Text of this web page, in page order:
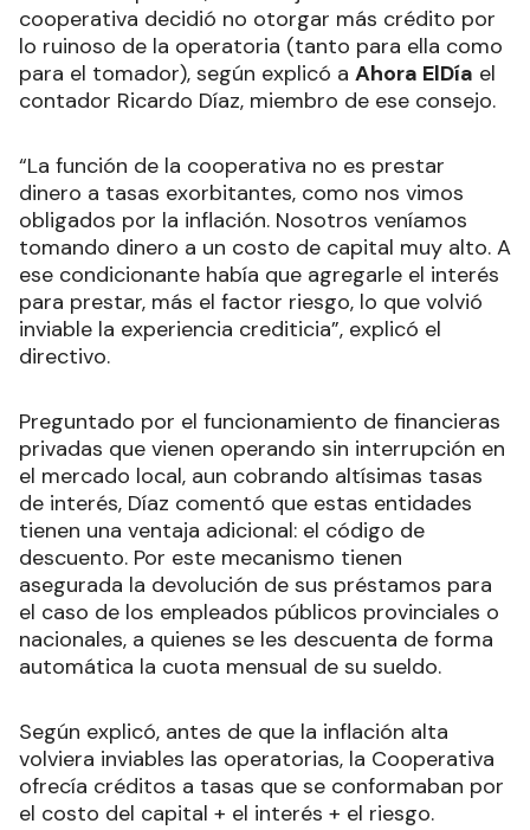
cooperativa decidió no otorgar más crédito por
lo ruinoso de la operatoria (tanto para ella como
para el tomador), según explicó a Ahora ElDía el
contador Ricardo Díaz, miembro de ese consejo.
“La función de la cooperativa no es prestar
dinero a tasas exorbitantes, como nos vimos
obligados por la inflación. Nosotros veníamos
tomando dinero a un costo de capital muy alto. A
ese condicionante había que agregarle el interés
para prestar, más el factor riesgo, lo que volvió
inviable la experiencia crediticia”, explicó el
directivo.
Preguntado por el funcionamiento de financieras
privadas que vienen operando sin interrupción en
el mercado local, aun cobrando altísimas tasas
de interés, Díaz comentó que estas entidades
tienen una ventaja adicional: el código de
descuento. Por este mecanismo tienen
asegurada la devolución de sus préstamos para
el caso de los empleados públicos provinciales o
nacionales, a quienes se les descuenta de forma
automática la cuota mensual de su sueldo.
Según explicó, antes de que la inflación alta
volviera inviables las operatorias, la Cooperativa
ofrecía créditos a tasas que se conformaban por
el costo del capital + el interés + el riesgo.